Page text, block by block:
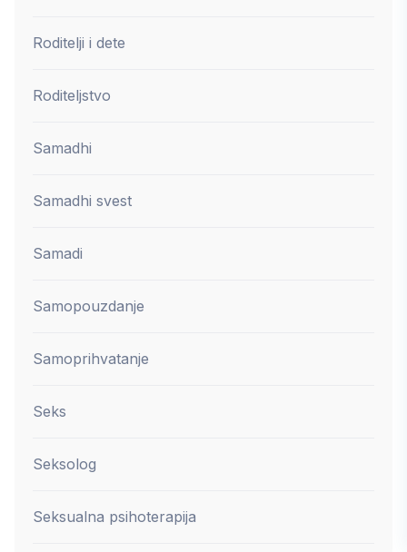
Roditelji i dete
Roditeljstvo
Samadhi
Samadhi svest
Samadi
Samopouzdanje
Samoprihvatanje
Seks
Seksolog
Seksualna psihoterapija